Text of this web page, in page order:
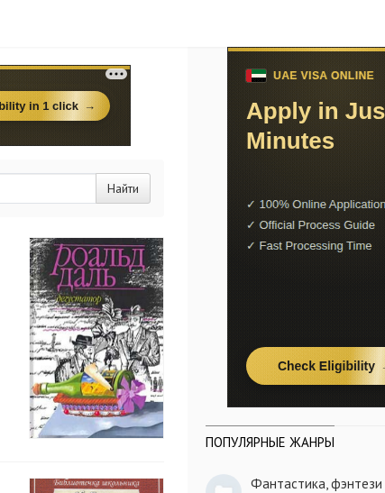
Найти
ПОПУЛЯРНЫЕ ЖАНРЫ
Фантастика, фэнтези